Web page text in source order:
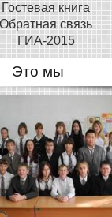
Гостевая книга
Обратная связь
ГИА-2015
Это мы